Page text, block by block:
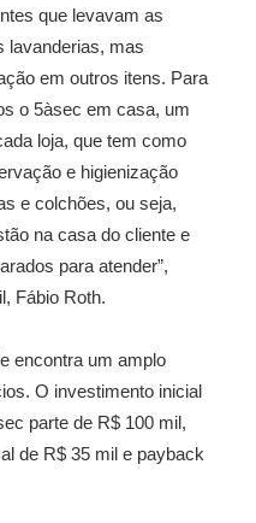
que levavam as
lavanderias, mas
em outros itens. Para
o 5àsec em casa, um
loja, que tem como
e higienização
e colchões, ou seja,
na casa do cliente e
para atender”,
Fábio Roth.
encontra um amplo
O investimento inicial
parte de R$ 100 mil,
de R$ 35 mil e payback